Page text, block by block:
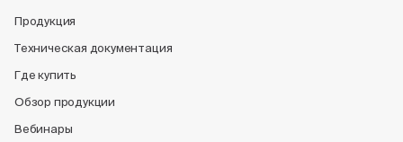
Продукция
Техническая документация
Где купить
Обзор продукции
Вебинары